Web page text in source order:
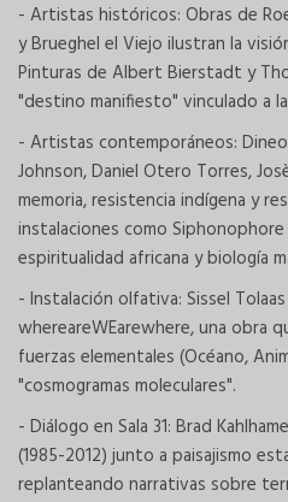
- Artistas históricos: Obras de
y Brueghel el Viejo ilustran la
Pinturas de Albert Bierstadt y
"destino manifiesto" vinculado a
- Artistas contemporáneos:
Johnson, Daniel Otero Torres,
memoria, resistencia indígena y
instalaciones como
espiritualidad africana y biología
- Instalación olfativa: Sissel
whereareWEarewhere, una obra
fuerzas elementales (Océano,
"cosmogramas moleculares".
- Diálogo en Sala 31: Brad
(1985-2012) junto a paisajismo
replanteando narrativas sobre